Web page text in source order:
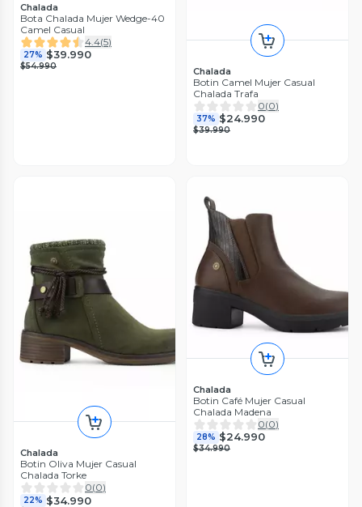
Chalada
Bota Chalada Mujer Wedge-40
Camel Casual
4.4(5)
27% $39.990
$54.990 Chalada
Botin Camel Mujer Casual
Chalada Trafa
0(0)
37% $24.990
$39.990
Chalada
Botin Oliva Mujer Casual
Chalada Torke
0(0)
22% $34.990
Chalada
Botin Café Mujer Casual
Chalada Madena
0(0)
28% $24.990
$34.990